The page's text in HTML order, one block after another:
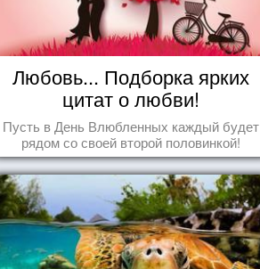
Любовь... Подборка ярких
цитат о любви!
Пусть в День Влюбленных каждый будет
рядом со своей второй половинкой!